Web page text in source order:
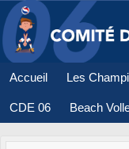
Accueil Les
CDE 06 Beach
Panneau de gestion